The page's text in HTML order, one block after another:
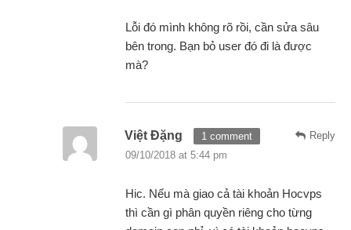
Lỗi đó mình không rõ rồi, cần sửa sâu
bên trong. Bạn bỏ user đó đi là được
mà?
Reply
Việt Đặng
1 comment
09/10/2018 at 5:44 pm
Hic. Nếu mà giao cả tài khoản Hocvps
thì cần gì phân quyền riêng cho từng